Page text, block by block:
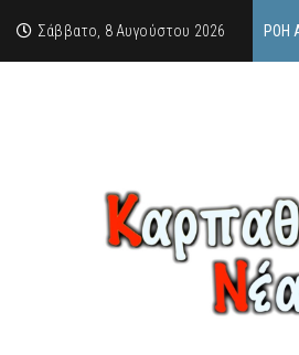
Σάββατο, 8 Αυγούστου 2026 ΡΟΉ